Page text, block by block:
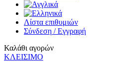
Λίστα επιθυμιών
Σύνδεση / Εγγραφή
Καλάθι αγορών
ΚΛΕΙΣΙΜΟ